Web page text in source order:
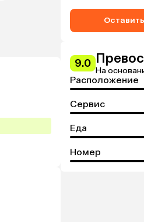
9.0
На
Расположение
Сервис
Еда
Номер